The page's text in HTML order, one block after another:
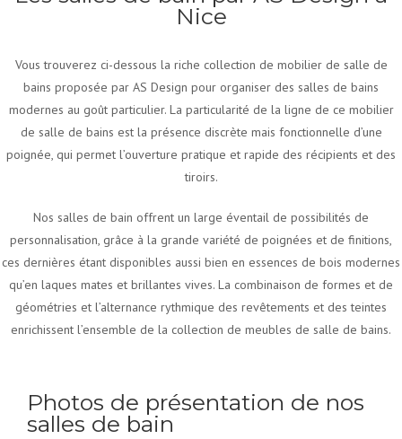
Nice
Vous trouverez ci-dessous la riche collection de mobilier de salle de
bains proposée par AS Design pour organiser des salles de bains
modernes au goût particulier. La particularité de la ligne de ce mobilier
de salle de bains est la présence discrète mais fonctionnelle d’une
poignée, qui permet l’ouverture pratique et rapide des récipients et des
tiroirs.
Nos salles de bain offrent un large éventail de possibilités de
personnalisation, grâce à la grande variété de poignées et de finitions,
ces dernières étant disponibles aussi bien en essences de bois modernes
qu’en laques mates et brillantes vives. La combinaison de formes et de
géométries et l’alternance rythmique des revêtements et des teintes
enrichissent l’ensemble de la collection de meubles de salle de bains.
Photos de présentation de nos
salles de bain